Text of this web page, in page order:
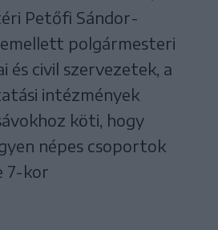
Petőfi Sándor-
polgármesteri
és civil szervezetek, a
intézmények
köti, hogy
népes csoportok
7-kor